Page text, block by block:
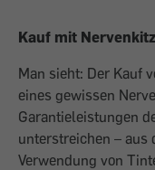
Kauf mit
Man sieht: Der Kauf
eines gewissen
Garantieleistungen
unterstreichen – aus
Verwendung von